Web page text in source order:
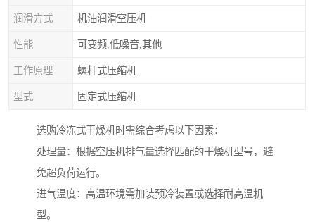
润滑方式 机油润滑空压机
性能 可变频,低噪音,其他
工作原理 螺杆式压缩机
型式 固定式压缩机
选购冷冻式干燥机时需综合考虑以下因素：
处理量：根据空压机排气量选择匹配的干燥机型号，避
免超负荷运行。
进气温度：高温环境需加装预冷装置或选择耐高温机
型。